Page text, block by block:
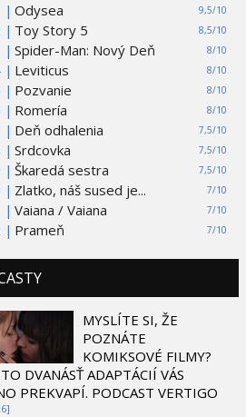
| 9,5/10
Odysea
|
8,5/10
Toy Story 5
|
8/10
Spider-Man: Nový Deň
|
8/10
Leviticus
|
8/10
Pozvanie
|
8/10
Romería
|
7,5/10
Deň odhalenia
|
7,5/10
Srdcovka
|
7,5/10
Škaredá sestra
|
7/10
Zlatko, náš sused je...
|
7/10
Vaiana / Vaiana
|
7/10
Prameň
MYSLÍTE SI, ŽE
POZNÁTE
KOMIKSOVÉ FILMY?
DVANÁSŤ ADAPTÁCIÍ VÁS
PREKVAPÍ. PODCAST VERTIGO